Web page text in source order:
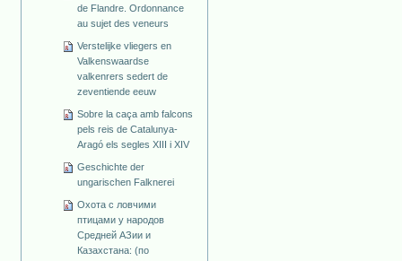
de Flandre. Ordonnance
au sujet des veneurs
Verstelijke vliegers en
Valkenswaardse
valkenrers sedert de
zeventiende eeuw
Sobre la caça amb falcons
pels reis de Catalunya-
Aragó els segles XIII i XIV
Geschichte der
ungarischen Falknerei
Охота с ловчими
птицами у народов
Средней АЗии и
Казахстана: (по